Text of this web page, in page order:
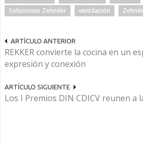
Soluciones Zehnder
ventilación
ARTÍCULO ANTERIOR
REKKER convierte la cocina en un
expresión y conexión
ARTÍCULO SIGUIENTE
Los I Premios DIN CDICV reunen a